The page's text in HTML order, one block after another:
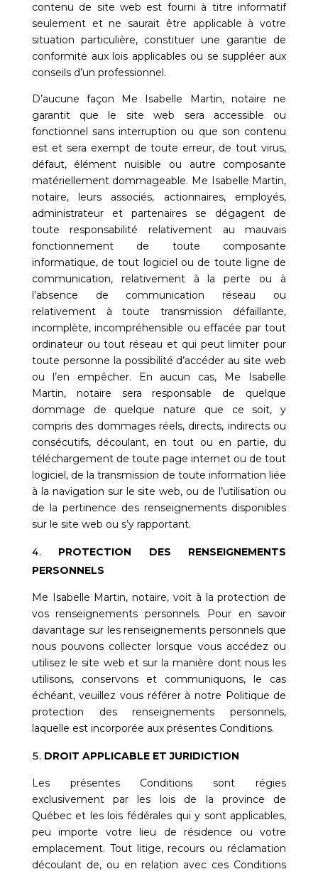
contenu de site web est fourni à titre informatif
seulement et ne saurait être applicable à votre
situation particulière, constituer une garantie de
conformité aux lois applicables ou se suppléer aux
conseils d’un professionnel.
D’aucune façon Me Isabelle Martin, notaire ne
garantit que le site web sera accessible ou
fonctionnel sans interruption ou que son contenu
est et sera exempt de toute erreur, de tout virus,
défaut, élément nuisible ou autre composante
matériellement dommageable. Me Isabelle Martin,
notaire, leurs associés, actionnaires, employés,
administrateur et partenairesse dégagent de
toute responsabilité relativement au mauvais
fonctionnement de toute composante
informatique, de tout logiciel ou de toute ligne de
communication, relativement à la perte ou à
l’absence de communication réseau ou
relativement à toute transmission défaillante,
incomplète, incompréhensible ou effacée par tout
ordinateur ou tout réseau et qui peut limiter pour
toute personne la possibilité d’accéder au site web
ou l’en empêcher. En aucun cas, Me Isabelle
Martin, notaire sera responsable de quelque
dommage de quelque nature que ce soit, y
compris des dommages réels, directs, indirects ou
consécutifs, découlant, en tout ou en partie, du
téléchargement de toute page internet ou de tout
logiciel, de la transmission de toute information liée
à la navigation sur le site web, ou de l’utilisation ou
de la pertinence des renseignements disponibles
sur le site web ou s’y rapportant.
PROTECTION DES RENSEIGNEMENTS
PERSONNELS
Me Isabelle Martin, notaire, voit à la protection de
vos renseignements personnels. Pour en savoir
davantage sur les renseignements personnels que
nous pouvons collecter lorsque vous accédez ou
utilisez le site web et sur la manière dont nous les
utilisons, conservons et communiquons, le cas
échéant, veuillez vous référer à notre Politique de
protection des renseignements personnels,
laquelle est incorporée aux présentes Conditions.
DROIT APPLICABLE ET JURIDICTION
Les présentes Conditions sont régies
exclusivement par les lois de la province de
Québec et les lois fédérales qui y sont applicables,
peu importe votre lieu de résidence ou votre
emplacement. Tout litige, recours ou réclamation
découlant de, ou en relation avec ces Conditions